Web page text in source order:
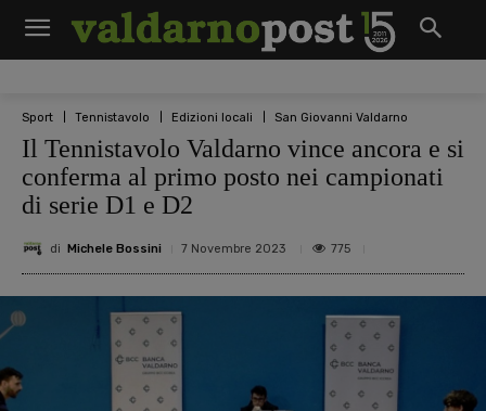
Sport Tennistavolo Edizioni locali San Giovanni Valdarno
Il Tennistavolo Valdarno vince ancora e si
conferma al primo posto nei campionati
di serie D1 e D2
di Michele Bossini 7 Novembre 2023 775